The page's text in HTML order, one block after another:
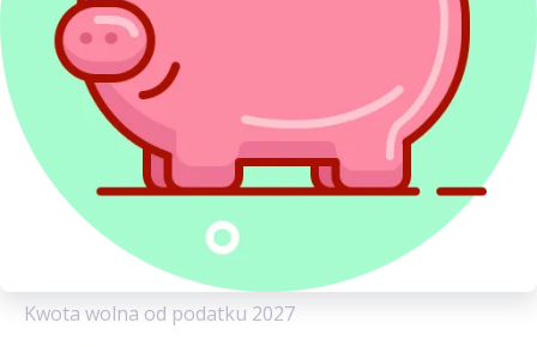
Sprawy urzędowe
Formularze podatkowe
Korekta PIT
Powiązane artykuły
Ulga prorodzinna w 2027
Do kiedy PIT 2027?
Kwota wolna od podatku 2027